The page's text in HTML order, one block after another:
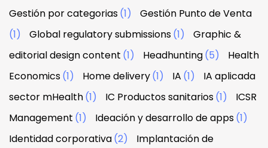
Gestión por categorias(1)
Gestión Punto de Venta
(1)
Global regulatory submissions(1)
Graphic &
editorial design content (1) Headhunting(5)
Health
Economics(1) Home delivery(1) IA (1)
IA aplicada
sector mHealth(1) IC Productos sanitarios(1)
ICSR
Management (1) Ideación y desarrollo de apps(1)
Identidad corporativa(2)
Implantación de